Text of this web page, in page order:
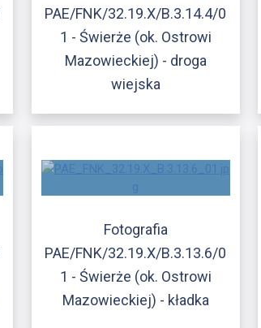
PAE/FNK/32.19.X/B.3.14.4/0
1 - Świerże (ok. Ostrowi
Mazowieckiej) - droga
wiejska
Fotografia
PAE/FNK/32.19.X/B.3.13.6/0
1 - Świerże (ok. Ostrowi
Mazowieckiej) - kładka